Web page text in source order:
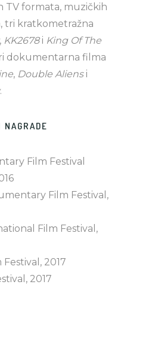
TV formata, muzičkih
tri kratkometražna
, KK2678i King Of The
dokumentarna filma
, Double Aliensi
.
Film Festival
Film Festival,
Film Festival,
2017
2017